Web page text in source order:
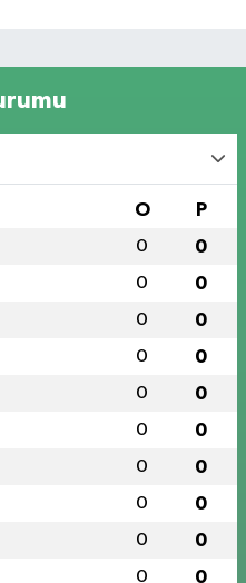
O P
0 0
0 0
0 0
0 0
0 0
0 0
0 0
0 0
0 0
0 0